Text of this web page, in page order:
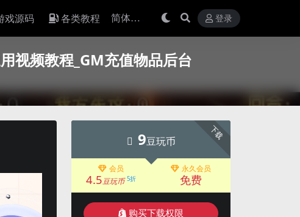
戏源码 各类教程 登录
视频教程_GM充值物品后台
下载
9豆玩币
会员
4.5豆玩币 5折
永久会员
免费
购买下载权限